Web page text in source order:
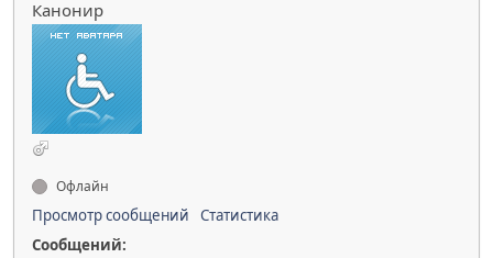
Канонир
Офлайн
Просмотр сообщений
Статистика
Сообщений: